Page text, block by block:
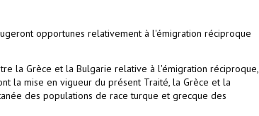
opportunes relativement à l'émigration réciproque
la Grèce et la Bulgarie relative à l'émigration réciproque,
la mise en vigueur du présent Traité, la Grèce et la
des populations de race turque et grecque des